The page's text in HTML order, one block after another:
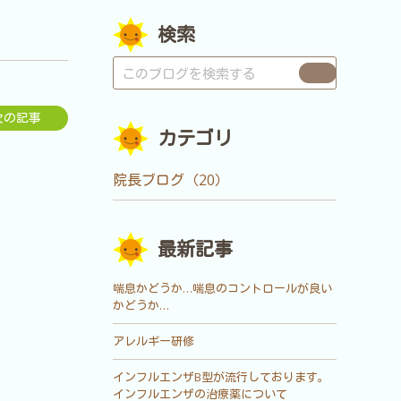
の記事
検索
カテゴリ
院長ブログ（20）
最新記事
喘息かどうか…喘息のコントロールが良い
かどうか…
アレルギー研修
インフルエンザB型が流行しております。
インフルエンザの治療薬について